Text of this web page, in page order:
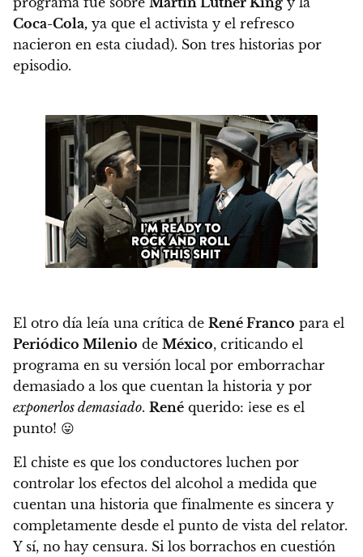
Coca-Cola, ya que el activista y el refresco
nacieron en esta ciudad). Son tres historias por
episodio.
El otro día leía una crítica de René Franco para el
Periódico Milenio de México, criticando el
programa en su versión local por emborrachar
demasiado a los que cuentan la historia y por
exponerlos demasiado. René querido: ¡ese es el
punto! 😛
El chiste es que los conductores luchen por
controlar los efectos del alcohol a medida que
cuentan una historia que finalmente es sincera y
completamente desde el punto de vista del relator.
Y sí, no hay censura. Si los borrachos en cuestión